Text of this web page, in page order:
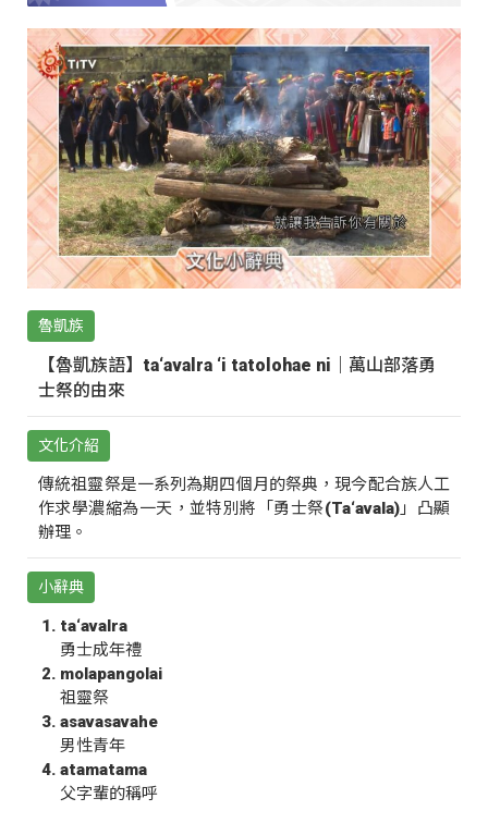
魯凱族
【魯凱族語】ta‘avalra ‘i tatolohae ni｜萬山部落勇
士祭的由來
文化介紹
傳統祖靈祭是一系列為期四個月的祭典，現今配合族人工
作求學濃縮為一天，並特別將「勇士祭(Ta‘avala)」凸顯
辦理。
小辭典
ta‘avalra
勇士成年禮
molapangolai
祖靈祭
asavasavahe
男性青年
atamatama
父字輩的稱呼